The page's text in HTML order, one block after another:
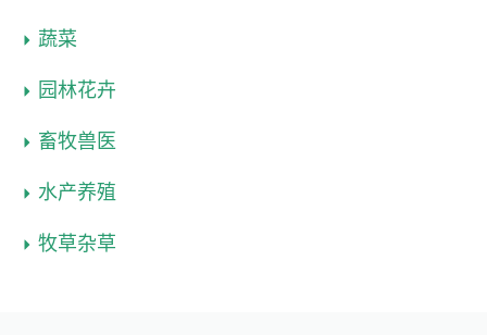
蔬菜
园林花卉
畜牧兽医
水产养殖
牧草杂草